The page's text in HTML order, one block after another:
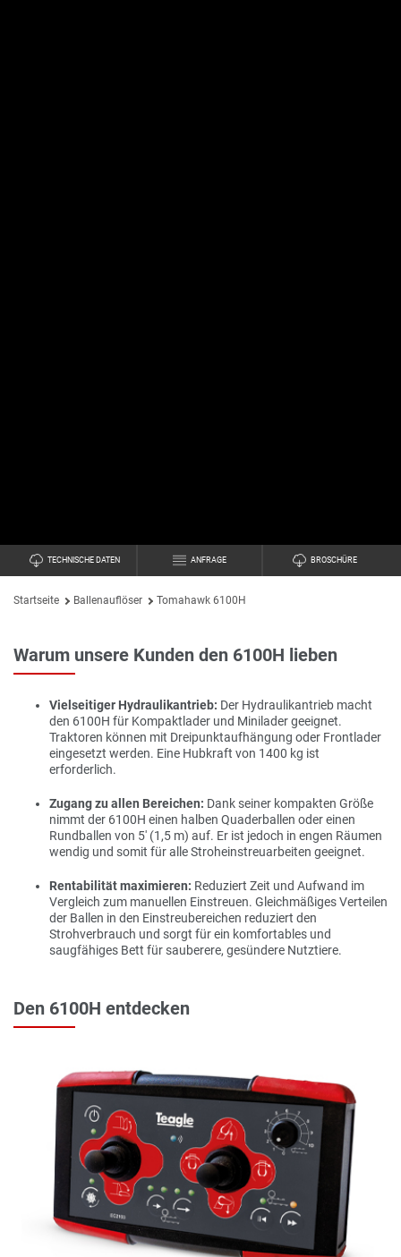
TECHNISCHE DATEN ANFRAGE BROSCHÜRE
Startseite Ballenauflöser Tomahawk 6100H
Warum unsere Kunden den 6100H lieben
Vielseitiger Hydraulikantrieb: Der Hydraulikantrieb macht
den 6100H für Kompaktlader und Minilader geeignet.
Traktoren können mit Dreipunktaufhängung oder Frontlader
eingesetzt werden. Eine Hubkraft von 1400 kg ist
erforderlich.
Zugang zu allen Bereichen: Dank seiner kompakten Größe
nimmt der 6100H einen halben Quaderballen oder einen
Rundballen von 5' (1,5 m) auf. Er ist jedoch in engen Räumen
wendig und somit für alle Stroheinstreuarbeiten geeignet.
Rentabilität maximieren: Reduziert Zeit und Aufwand im
Vergleich zum manuellen Einstreuen. Gleichmäßiges Verteilen
der Ballen in den Einstreubereichen reduziert den
Strohverbrauch und sorgt für ein komfortables und
saugfähiges Bett für sauberere, gesündere Nutztiere.
Den 6100H entdecken